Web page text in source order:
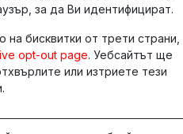
за да Ви идентифицират.
бисквитки от трети страни,
opt-out page. Уебсайтът ще
или изтриете тези